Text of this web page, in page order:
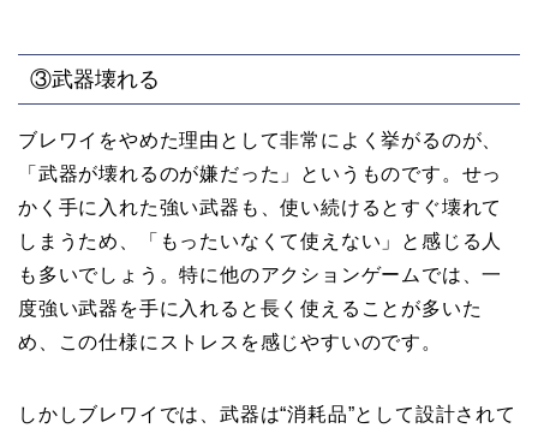
③武器壊れる
ブレワイをやめた理由として非常によく挙がるのが、
「武器が壊れるのが嫌だった」というものです。せっ
かく手に入れた強い武器も、使い続けるとすぐ壊れて
しまうため、「もったいなくて使えない」と感じる人
も多いでしょう。特に他のアクションゲームでは、一
度強い武器を手に入れると長く使えることが多いた
め、この仕様にストレスを感じやすいのです。
しかしブレワイでは、武器は“消耗品”として設計されて